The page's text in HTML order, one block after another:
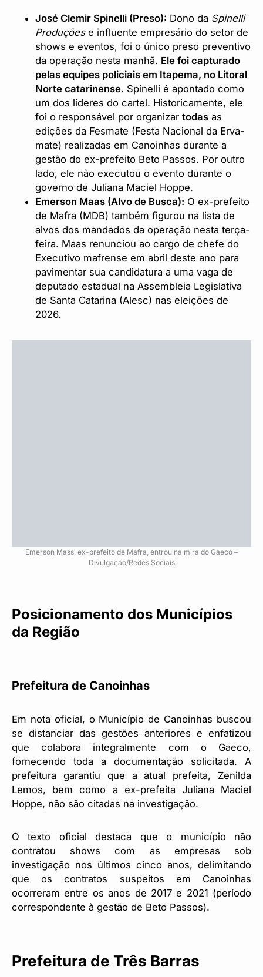
José Clemir Spinelli (Preso): Dono da Spinelli
Produçõese influente empresário do setor de
shows e eventos, foi o único preso preventivo
da operação nesta manhã. Ele foi capturado
pelas equipes policiais em Itapema, no Litoral
Norte catarinense. Spinelli é apontado como
um dos líderes do cartel. Historicamente, ele
foi o responsável por organizar todas as
edições da Fesmate (Festa Nacional da Erva-
mate) realizadas em Canoinhas durante a
gestão do ex-prefeito Beto Passos. Por outro
lado, ele não executou o evento durante o
governo de Juliana Maciel Hoppe.
Emerson Maas (Alvo de Busca): O ex-prefeito
de Mafra (MDB) também figurou na lista de
alvos dos mandados da operação nesta terça-
feira. Maas renunciou ao cargo de chefe do
Executivo mafrense em abril deste ano para
pavimentar sua candidatura a uma vaga de
deputado estadual na Assembleia Legislativa
de Santa Catarina (Alesc) nas eleições de
2026.
Emerson Mass, ex-prefeito de Mafra, entrou na mira do Gaeco –
Divulgação/Redes Sociais
Posicionamento dos Municípios
da Região
Prefeitura de Canoinhas
Em nota oficial, o Município de Canoinhas buscou
se distanciar das gestões anteriores e enfatizou
que colabora integralmente com o Gaeco,
fornecendo toda a documentação solicitada. A
prefeitura garantiu que a atual prefeita, Zenilda
Lemos, bem como a ex-prefeita Juliana Maciel
Hoppe, não são citadas na investigação.
O texto oficial destaca que o município não
contratou shows com as empresas sob
investigação nos últimos cinco anos, delimitando
que os contratos suspeitos em Canoinhas
ocorreram entre os anos de 2017 e 2021 (período
correspondente à gestão de Beto Passos).
Prefeitura de Três Barras